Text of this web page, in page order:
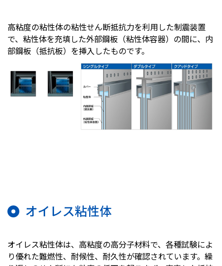
高粘度の粘性体の粘性せん断抵抗力を利用した制震装置
で、粘性体を充填した外部鋼板（粘性体容器）の間に、内
部鋼板（抵抗板）を挿入したものです。
オイレス粘性体
オイレス粘性体は、高粘度の高分子材料で、各種試験によ
り優れた難燃性、耐候性、耐久性が確認されています。繰